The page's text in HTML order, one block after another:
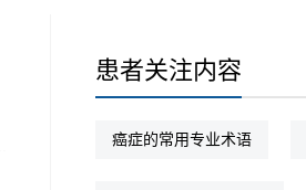
患者关注内容
癌症的常用专业术语